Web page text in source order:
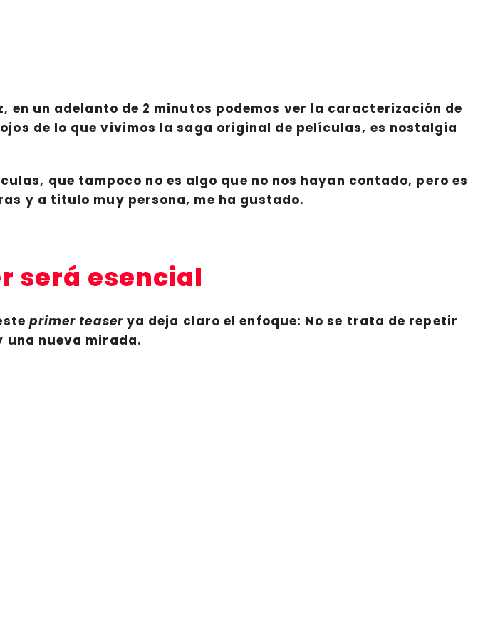
en un adelanto de 2 minutos podemos ver la caracterización de
de lo que vivimos la saga original de películas, es nostalgia
que tampoco no es algo que no nos hayan contado, pero es
y a titulo muy persona, me ha gustado.
será esencial
primer teaserya deja claro el enfoque: No se trata de repetir
una nueva mirada.